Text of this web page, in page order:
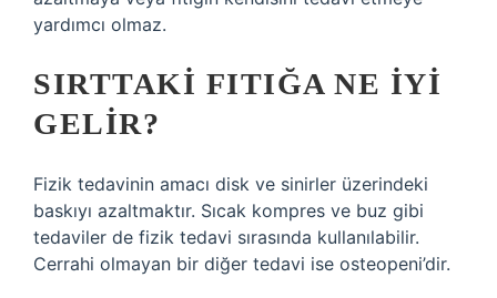
yardımcı olmaz.
SIRTTAKI FITIĞA NE IYI
GELIR?
Fizik tedavinin amacı disk ve sinirler üzerindeki
baskıyı azaltmaktır. Sıcak kompres ve buz gibi
tedaviler de fizik tedavi sırasında kullanılabilir.
Cerrahi olmayan bir diğer tedavi ise osteopeni’dir.